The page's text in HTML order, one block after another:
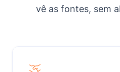
vê as fontes, sem